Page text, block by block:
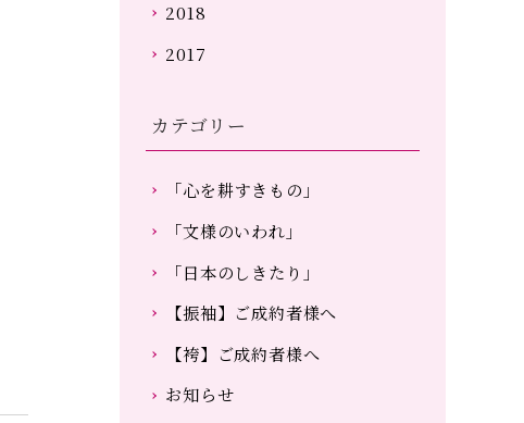
2018
2017
カテゴリー
「心を耕すきもの」
「文様のいわれ」
「日本のしきたり」
【振袖】ご成約者様へ
【袴】ご成約者様へ
お知らせ